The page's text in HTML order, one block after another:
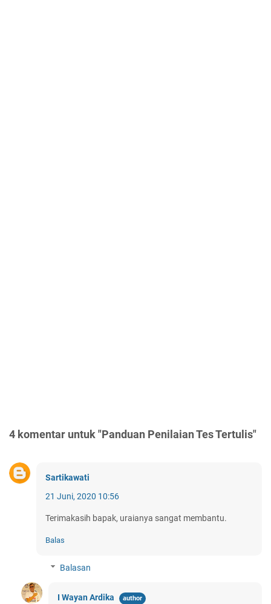
4 komentar untuk "Panduan Penilaian Tes Tertulis"
Sartikawati
21 Juni, 2020 10:56
Terimakasih bapak, uraianya sangat membantu.
Balas
Balasan
I Wayan Ardika